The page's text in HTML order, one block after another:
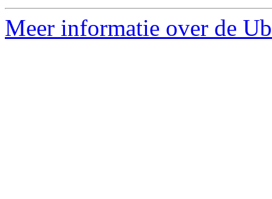
Meer informatie over de